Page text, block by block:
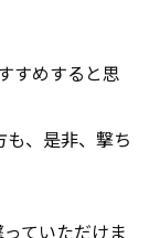
すめすると思
、是非、撃ち
ていただけま